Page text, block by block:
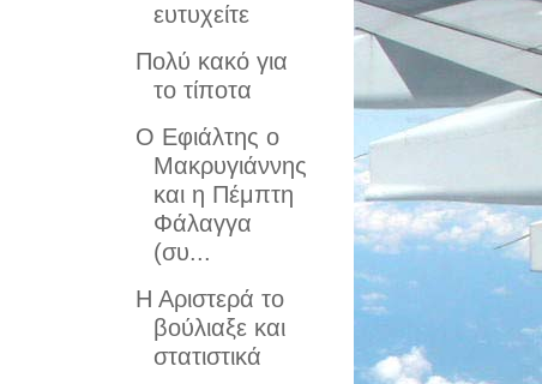
ευτυχείτε
Πολύ κακό για
το τίποτα
Ο Εφιάλτης ο
Μακρυγιάννης
και η Πέμπτη
Φάλαγγα
(συ...
Η Αριστερά το
βούλιαξε και
στατιστικά